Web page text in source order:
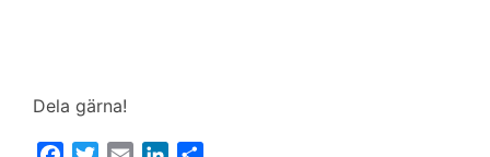
Dela gärna!